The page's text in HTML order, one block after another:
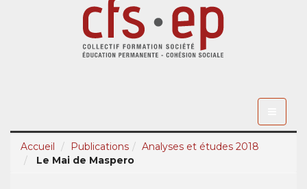
Accueil
Publications
Analyses et études 2018
Le Mai de Maspero